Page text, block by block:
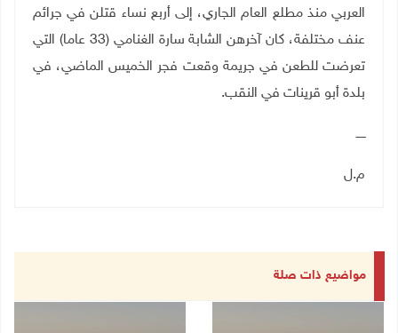
العربي منذ مطلع العام الجاري، إلى أربع نساء قتلن في جرائم
عنف مختلفة، كان آخرهن الشابة سارة الغنامي (33 عاما) التي
تعرضت للطعن في جريمة وقعت فجر الخميس الماضي، في
بلدة أبو قرينات في النقب.
ـــــ
م.ل
مواضيع ذات صلة